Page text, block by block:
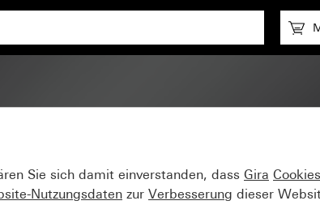
Sie sich damit einverstanden, dass Gira Cookies
Nutzungsdaten zur Verbesserung dieser